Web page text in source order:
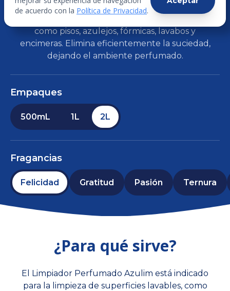
como pisos, azulejos, fórmicas, lavabos y
encimeras. Elimina eficientemente la suciedad,
dejando el ambiente perfumado.
Empaques
500mL 1L 2L
Fragancias
Felicidad Gratitud Pasión Ternura
¿Para qué sirve?
El Limpiador Perfumado Azulim está indicado
para la limpieza de superficies lavables, como
de acuerdo con la Política de Privacidad.